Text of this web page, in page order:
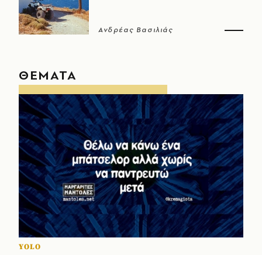
Ανδρέας Βασιλιάς
ΘΕΜΑΤΑ
YOLO